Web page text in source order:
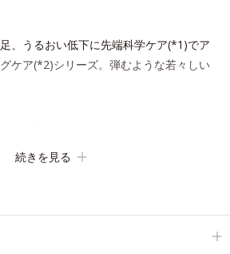
、うるおい低下に先端科学ケア(*1)でア
ケア(*2)シリーズ。弾むような若々しい
低下を感じやすい部位に働きかけ、ハリ
ことにより、水でも油でも実現できなか
続きを見る